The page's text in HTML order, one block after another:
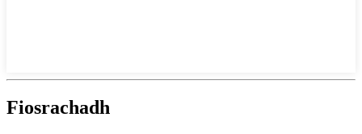
Fiosrachadh